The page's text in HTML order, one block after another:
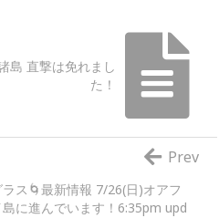
島 直撃は免れまし
た！
ス🌀最新情報 7/26(日)オアフ
に進んでいます！6:35pm upd
Prev